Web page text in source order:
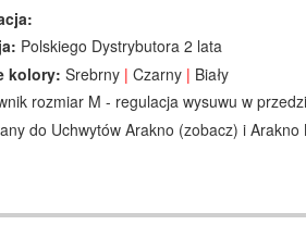
Polskiego Dystrybutora 2 lata
kolory: Srebrny | Czarny | Biały
rozmiar M - regulacja wysuwu w
do Uchwytów Arakno (zobacz) i Arakno